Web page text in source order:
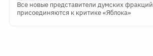
Все новые представители думских фракций
присоединяются к критике «Яблока»